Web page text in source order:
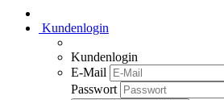
Kundenlogin
Kundenlogin
E-Mail
Passwort